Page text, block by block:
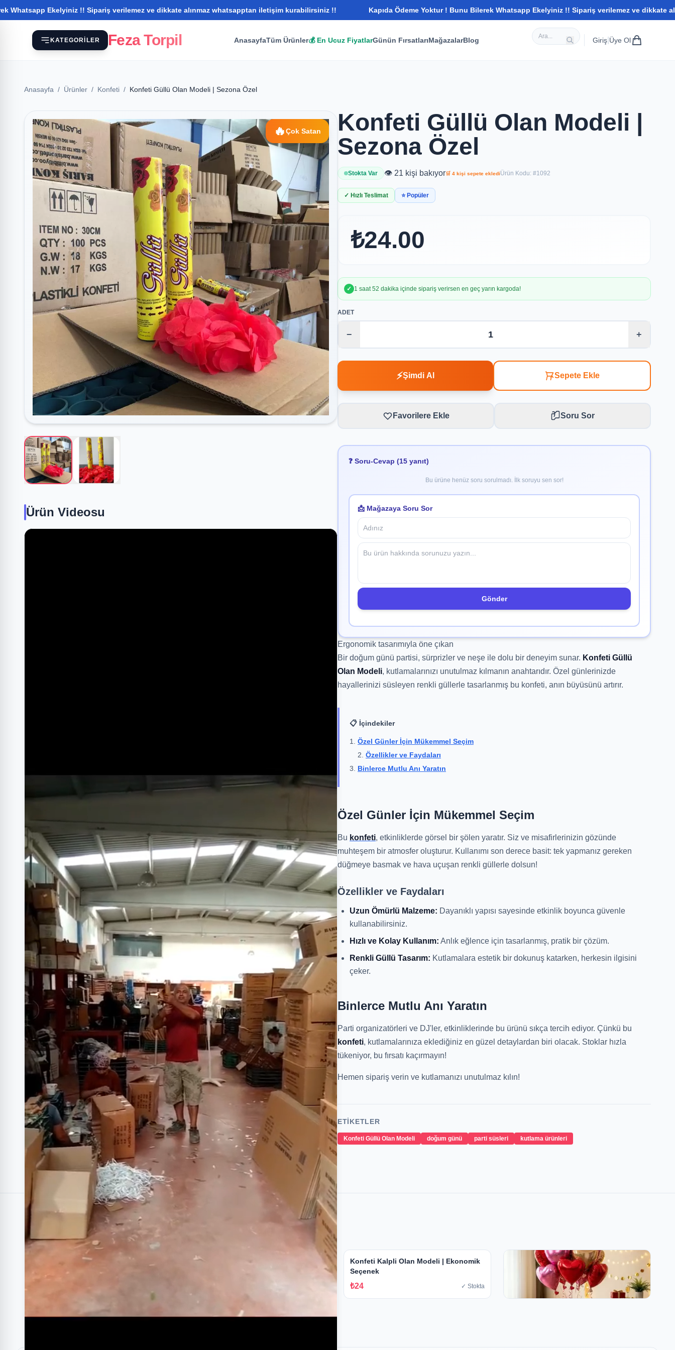
Ekelyiniz !! Sipariş verilemez ve dikkate alınmaz whatsapptan iletişim kurabilirsiniz !! Kapıda Ödeme Yoktur ! Bunu Bilerek Whatsapp Ekelyiniz !! Sipariş verilemez ve dikkate alınmaz
KATEGORILER Feza Torpil AnasayfaTüm Ürünler💰 En Ucuz FiyatlarGünün FırsatlarıMağazalarBlog Giriş| Üye Ol
Anasayfa / Ürünler / Konfeti / Konfeti Güllü Olan Modeli | Sezona Özel
🔥Çok Satan
Ürün Videosu
Konfeti Güllü Olan Modeli |
Sezona Özel
Stokta Var 👁️ 21 kişi bakıyor🛒 4 kişi sepete eklediÜrün Kodu: #1092
✓ Hızlı Teslimat ⭐ Popüler
₺24.00
✓ 1 saat 52 dakika içinde sipariş verirsen en geç yarın kargoda!
ADET
− +
⚡Şimdi Al Sepete Ekle
Favorilere Ekle Soru Sor
❓ Soru-Cevap (15 yanıt)
Bu ürüne henüz soru sorulmadı. İlk soruyu sen sor!
📩 Mağazaya Soru Sor
Gönder
Ergonomik tasarımıyla öne çıkan
Bir doğum günü partisi, sürprizler ve neşe ile dolu bir deneyim sunar. Konfeti Güllü
Olan Modeli, kutlamalarınızı unutulmaz kılmanın anahtarıdır. Özel günlerinizde
hayallerinizi süsleyen renkli güllerle tasarlanmış bu konfeti, anın büyüsünü artırır.
📋 İçindekiler
Özel Günler İçin Mükemmel Seçim
Özellikler ve Faydaları
Binlerce Mutlu Anı Yaratın
Özel Günler İçin Mükemmel Seçim
Bu konfeti, etkinliklerde görsel bir şölen yaratır. Siz ve misafirlerinizin gözünde
muhteşem bir atmosfer oluşturur. Kullanımı son derece basit: tek yapmanız gereken
düğmeye basmak ve hava uçuşan renkli güllerle dolsun!
Özellikler ve Faydaları
Uzun Ömürlü Malzeme: Dayanıklı yapısı sayesinde etkinlik boyunca güvenle
kullanabilirsiniz.
Hızlı ve Kolay Kullanım: Anlık eğlence için tasarlanmış, pratik bir çözüm.
Renkli Güllü Tasarım: Kutlamalara estetik bir dokunuş katarken, herkesin ilgisini
çeker.
Binlerce Mutlu Anı Yaratın
Parti organizatörleri ve DJ'ler, etkinliklerinde bu ürünü sıkça tercih ediyor. Çünkü bu
konfeti, kutlamalarınıza eklediğiniz en güzel detaylardan biri olacak. Stoklar hızla
tükeniyor, bu fırsatı kaçırmayın!
Hemen sipariş verin ve kutlamanızı unutulmaz kılın!
ETIKETLER
Konfeti Güllü Olan Modeli doğum günü parti süsleri kutlama ürünleri
Bu Kategorideki Diğer Ürünler
Cinsiyet Partisi Nasıl Olur? En
Eğlenceli Organizasyon Rehberi
Doğum Günü Kutlama Konseptleri ve
Konfeti Kalpli Olan Modeli | Ekonomik
Seçenek
₺24 ✓ Stokta